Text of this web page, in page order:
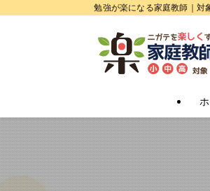
勉強が楽になる家庭教師｜対